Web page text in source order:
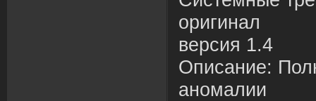
оригинал
версия 1.4
Описание:
аномалии